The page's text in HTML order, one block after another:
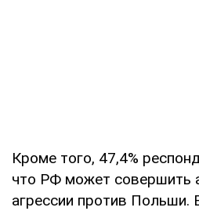
Кроме того, 47,4%
что РФ может совершить
агрессии против Польши.